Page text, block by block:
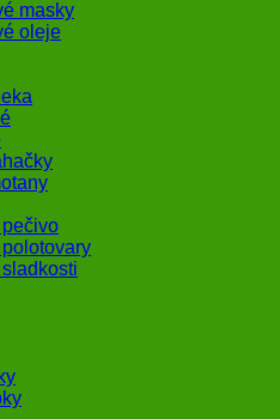
masky
oleje